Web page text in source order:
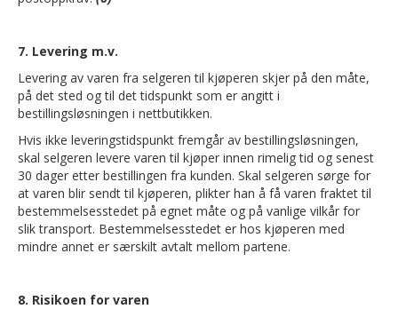
7. Levering m.v.
Levering av varen fra selgeren til kjøperen skjer på den måte,
på det sted og til det tidspunkt som er angitt i
bestillingsløsningen i nettbutikken.
Hvis ikke leveringstidspunkt fremgår av bestillingsløsningen,
skal selgeren levere varen til kjøper innen rimelig tid og senest
30 dager etter bestillingen fra kunden. Skal selgeren sørge for
at varen blir sendt til kjøperen, plikter han å få varen fraktet til
bestemmelsesstedet på egnet måte og på vanlige vilkår for
slik transport. Bestemmelsesstedet er hos kjøperen med
mindre annet er særskilt avtalt mellom partene.
8. Risikoen for varen